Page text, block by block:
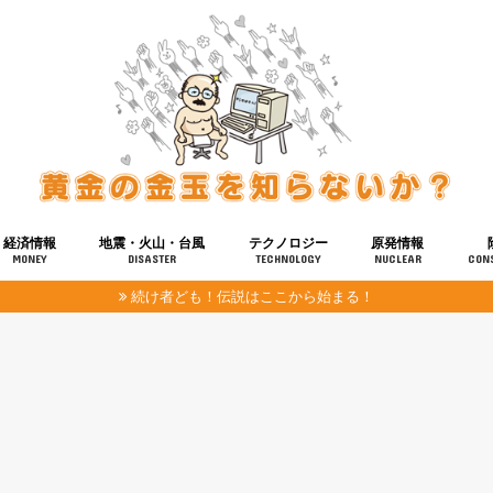
経済情報
MONEY
地震・火山・台風
DISASTER
テクノロジー
TECHNOLOGY
健康
宇宙
原発情報
NUCLEAR
続け者ども！伝説はここから始まる！